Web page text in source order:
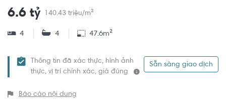
6.6 tỷ 140.43 triệu/m²
4 4 47.6m²
Thông tin đã xác thực, hình ảnh
thực, vị trí chính xác, giá đúng
Sẵn sàng giao dịch
Báo cáo nội dung